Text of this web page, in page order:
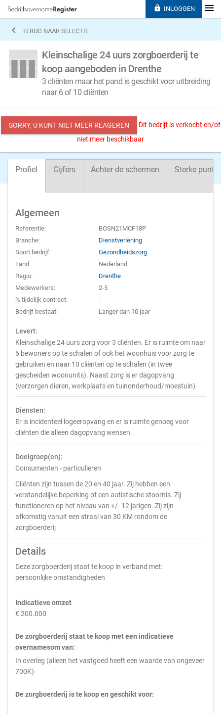
 TERUG NAAR SELECTIE
Kleinschalige 24 uurs zorgboerderij te
koop aangeboden in Drenthe
3 cliënten maar het pand is geschikt voor uitbreiding
naar 6 of 10 cliënten
SORRY, U KUNT NIET MEER REAGEREN
Dit bedrijf is verkocht en/of
niet meer beschikbaar
Profiel Cijfers Achter de schermen Sterke
Algemeen
Referentie:
BOSN21MCF18P
Branche:
Dienstverlening
Soort bedrijf:
Gezondheidszorg
Land:
Nederland
Regio:
Drenthe
Medewerkers:
2-5
% tijdelijk contract:
-
Bedrijf bestaat:
Langer dan 10 jaar
Levert:
Kleinschalige 24 uurs zorg voor 3 cliënten. Er is ruimte om naar
6 bewoners op te schalen of ook het woonhuis voor zorg te
gebruiken en naar 10 cliënten op te schalen (in twee
gescheiden woonunits). Naast zorg is er dagopvang
(verzorgen dieren, werkplaats en tuinonderhoud/moestuin)
Diensten:
Er is incidenteel logeeropvang en er is ruimte genoeg voor
cliënten die alleen dagopvang wensen
Doelgroep(en):
Consumenten - particulieren
Cliënten zijn tussen de 20 en 40 jaar. Zij hebben een
verstandelijke beperking of een autistische stoornis. Zij
functioneren op het niveau van +/- 12 jarigen. Zij zijn
afkomstig vanuit een straal van 30 KM rondom de
zorgboerderij
Details
Deze zorgboerderij staat te koop in verband met:
persoonlijke omstandigheden
Indicatieve omzet
€ 200.000
De zorgboerderij staat te koop met een indicatieve
overnamesom van:
In overleg (alleen het vastgoed heeft een waarde van ongeveer
700K)
De zorgboerderij is te koop en geschikt voor:
 INLOGGEN